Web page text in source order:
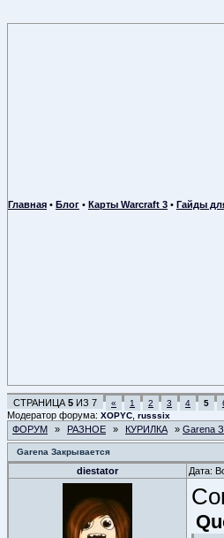
Главная • Блог • Карты Warcraft 3 • Гайды
СТРАНИЦА 5 ИЗ 7 « 1 2 3 4 5
Модератор форума: XOPYC russsix
ФОРУМ » РАЗНОЕ » КУРИЛКА » Garena
Garena Закрывается
diestator Дата: